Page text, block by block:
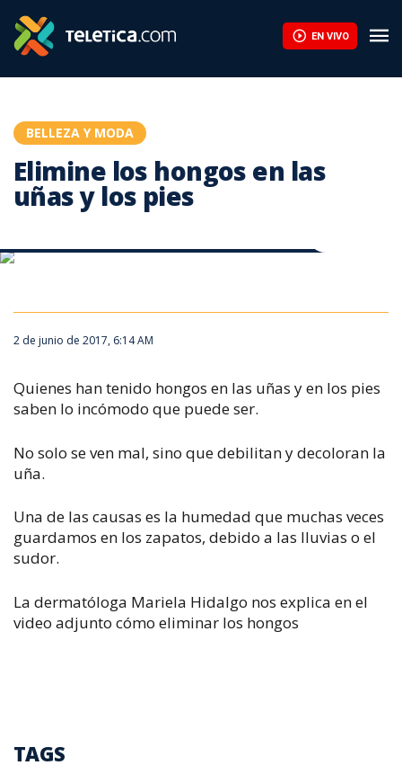
EN VIVO
BELLEZA Y MODA
Elimine los hongos en las
uñas y los pies
2 de junio de 2017, 6:14 AM
Quienes han tenido hongos en las uñas y en los pies
saben lo incómodo que puede ser.
No solo se ven mal, sino que debilitan y decoloran la
uña.
Una de las causas es la humedad que muchas veces
guardamos en los zapatos, debido a las lluvias o el
sudor.
La dermatóloga Mariela Hidalgo nos explica en el
video adjunto cómo eliminar los hongos
TAGS